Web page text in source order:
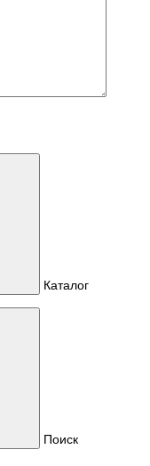
Каталог
Поиск